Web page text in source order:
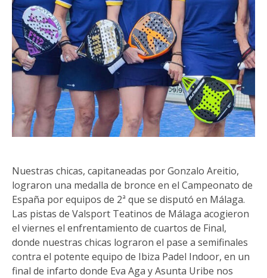
Nuestras chicas, capitaneadas por Gonzalo Areitio,
lograron una medalla de bronce en el Campeonato de
España por equipos de 2ª que se disputó en Málaga.
Las pistas de Valsport Teatinos de Málaga acogieron
el viernes el enfrentamiento de cuartos de Final,
donde nuestras chicas lograron el pase a semifinales
contra el potente equipo de Ibiza Padel Indoor, en un
final de infarto donde Eva Aga y Asunta Uribe nos